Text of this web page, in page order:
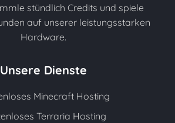
stündlich Credits und spiele
auf unserer leistungsstarken
Hardware.
Unsere Dienste
Minecraft Hosting
Terraria Hosting